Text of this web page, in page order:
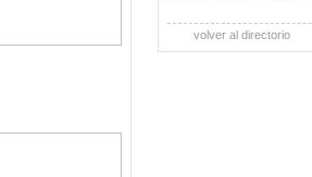
volver al directorio